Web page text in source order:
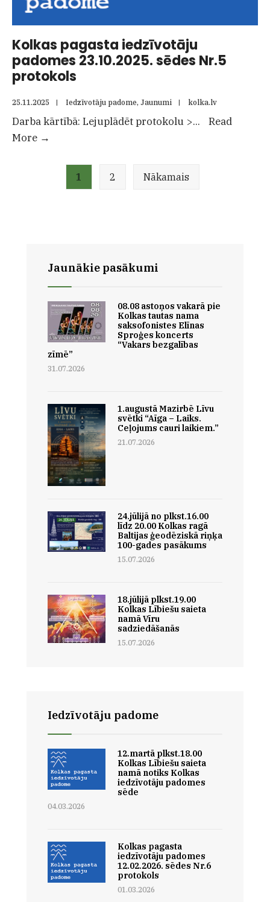
Kolkas pagasta iedzīvotāju
padomes 23.10.2025. sēdes Nr.5
protokols
25.11.2025 | Iedzīvotāju padome, Jaunumi | kolka.lv
Darba kārtībā: Lejuplādēt protokolu >...
Read
More →
padomes
numerācija
1 2 Nākamais
Jaunākie pasākumi
08.08 astoņos vakarā pie
Kolkas tautas nama
saksofonistes Elīnas
Sproģes koncerts
“Vakars bezgalības
zīmē”
31.07.2026
1.augustā Mazirbē Līvu
svētki “Aīga – Laiks.
Ceļojums cauri laikiem.”
21.07.2026
24.jūlijā no plkst.16.00
līdz 20.00 Kolkas ragā
Baltijas ģeodēziskā riņķa
100-gades pasākums
15.07.2026
18.jūlijā plkst.19.00
Kolkas Lībiešu saieta
namā Vīru
sadziedāšanās
15.07.2026
Iedzīvotāju padome
12.martā plkst.18.00
Kolkas Lībiešu saieta
namā notiks Kolkas
iedzīvotāju padomes
sēde
04.03.2026
Kolkas pagasta
iedzīvotāju padomes
12.02.2026. sēdes Nr.6
protokols
01.03.2026